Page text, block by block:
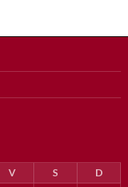
V S D